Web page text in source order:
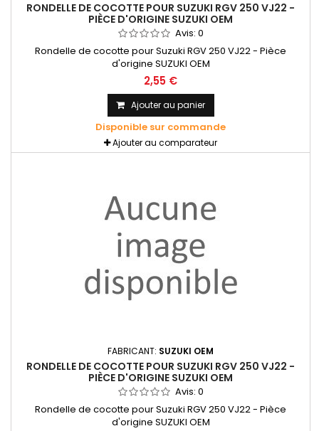
RONDELLE DE COCOTTE POUR SUZUKI RGV 250 VJ22 -
PIÈCE D'ORIGINE SUZUKI OEM
Avis: 0
Rondelle de cocotte pour Suzuki RGV 250 VJ22 - Pièce
d'origine SUZUKI OEM
2,55 €
Ajouter au panier
Disponible sur commande
Ajouter au comparateur
FABRICANT: SUZUKI OEM
RONDELLE DE COCOTTE POUR SUZUKI RGV 250 VJ22 -
PIÈCE D'ORIGINE SUZUKI OEM
Avis: 0
Rondelle de cocotte pour Suzuki RGV 250 VJ22 - Pièce
d'origine SUZUKI OEM